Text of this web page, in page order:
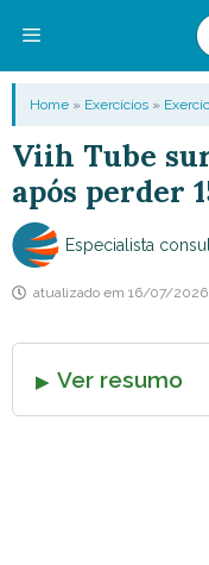
conteúdo
Menu
Home » Exercícios »
Viih Tube
após perder
Especialista
atualizado em 16/07/2026
Ver resumo